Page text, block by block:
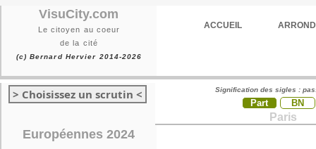
VisuCity.com
Le citoyen au coeur
de la cité
(c) Bernard Hervier 2014-2026
ACCUEIL
> Choisissez un scrutin <
Européennes 2024
Signification des sigles :
Part BN
Paris